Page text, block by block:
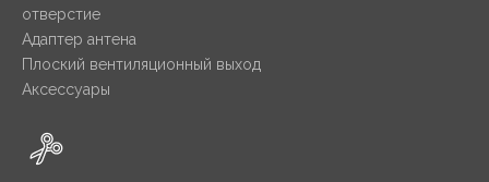
отверстие
Адаптер антена
Плоский вентиляционный выход
Аксессуары